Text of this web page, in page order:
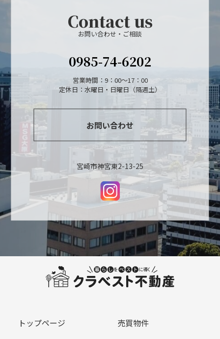
Contact us
お問い合わせ・ご相談
0985-74-6202
営業時間：9：00～17：00
定休日：水曜日・日曜日（隔週土）
お問い合わせ
宮崎市神宮東2-13-25
トップページ 売買物件